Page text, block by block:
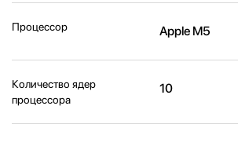
Процессор Apple M5
Количество ядер
процессора
10